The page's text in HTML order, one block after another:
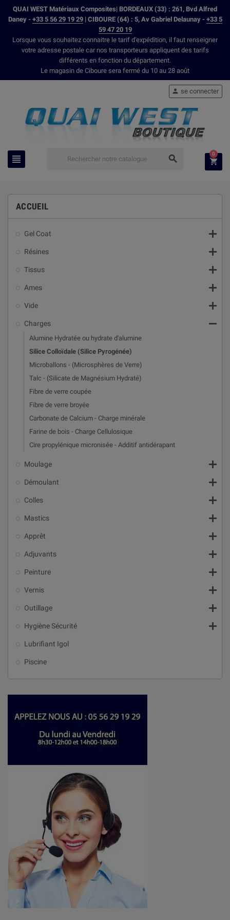
QUAI WEST Matériaux Composites| BORDEAUX (33) : 261, Bvd Alfred
Daney - +33 5 56 29 19 29| CIBOURE (64) : 5, Av Gabriel Delaunay - +33 5
59 47 20 19
Lorsque vous souhaitez connaitre le tarif d'expédition, il faut renseigner
votre adresse postale car nos transporteurs appliquent des tarifs
différents en fonction du département.
Le magasin de Ciboure sera fermé du 10 au 28 août
 
 se connecter

0
ACCUEIL
Gel Coat 
Résines 
Tissus 
Ames 
Vide 
Charges 
Alumine Hydratée ou hydrate d'alumine
Silice Colloïdale (Silice Pyrogénée)
Microballons - (Microsphères de Verre)
Talc - (Silicate de Magnésium Hydraté)
Fibre de verre coupée
Fibre de verre broyée
Carbonate de Calcium - Charge minérale
Farine de bois - Charge Cellulosique
Cire propylénique micronisée - Additif antidérapant
Moulage 
Démoulant 
Colles 
Mastics 
Apprêt 
Adjuvants 
Peinture 
Vernis 
Outillage 
Hygiène Sécurité 
Lubrifiant Igol
Piscine